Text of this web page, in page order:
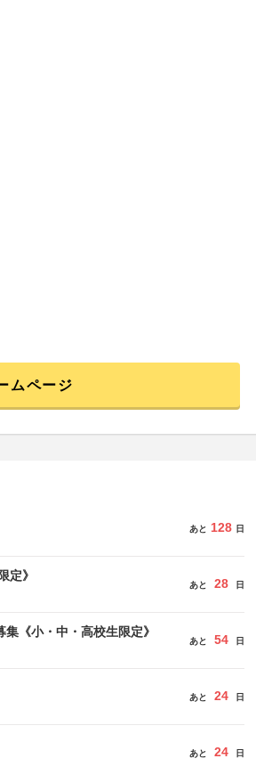
ムページ
あと 128 日
定》
あと 28 日
《小・中・高校生限定》
あと 54 日
あと 24 日
あと 24 日